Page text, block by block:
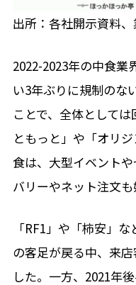
出所：各社開示資料
2022-2023年の中食業
い3年ぶりに規制のな
ことで、全体として
ともっと」や「オリ
食は、大型イベント
バリーやネット注文
「RF1」や「柿安」な
の客足が戻る中、来
した。一方、 2021年